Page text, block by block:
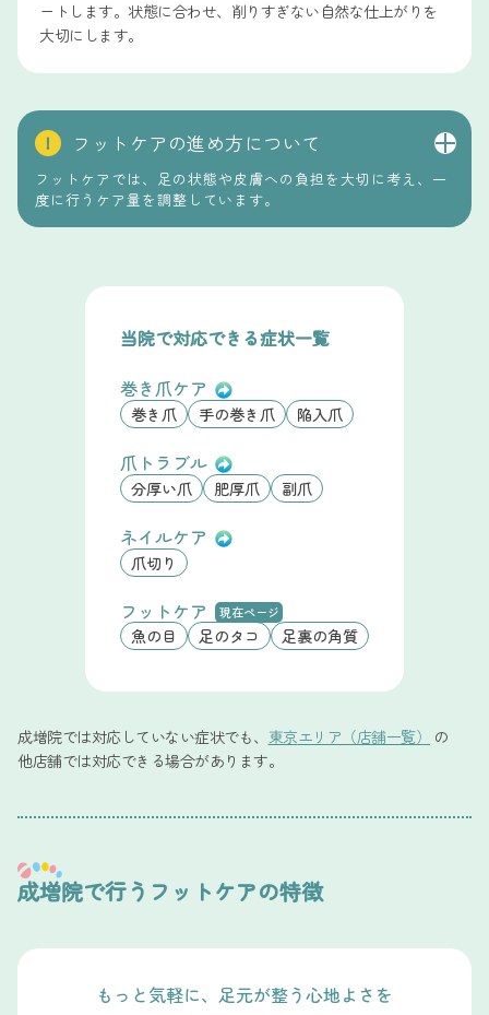
ートします。状態に合わせ、削りすぎない自然な仕上がりを
大切にします。
！ フットケアの進め方について
フットケアでは、足の状態や皮膚への負担を大切に考え、一
度に行うケア量を調整しています。
ださい。
一度に削りすぎると、皮膚が防御反応を起こし、角質がかえ
って厚くなってしまうことがあります。
そのため当院では、仕上がりの美しさや快適さを長く保つこ
ます。無理に進めることはせず、その時の足の状態に合わせ
たケアをご提案しますので、ご安心ください。
不安な点や気になる点がある方は、事前にお気軽にご相談く
当院で対応できる症状一覧
巻き爪ケア
巻き爪 手の巻き爪 陥入爪
爪トラブル
分厚い爪 肥厚爪 副爪
ネイルケア
爪切り
フットケア 現在ページ
魚の目 足のタコ 足裏の角質
成増院では対応していない症状でも、 東京エリア（店舗一覧）
の
他店舗では対応できる場合があります。
成増院で行うフットケアの特徴
もっと気軽に、足元が整う心地よさを